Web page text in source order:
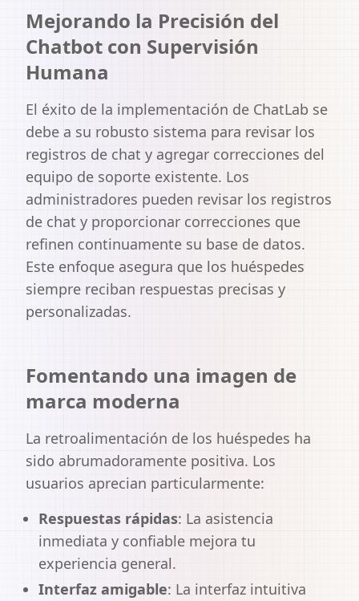
Mejorando la Precisión del
Chatbot con Supervisión
Humana
El éxito de la implementación de ChatLab se
debe a su robusto sistema para revisar los
registros de chat y agregar correcciones del
equipo de soporte existente. Los
administradores pueden revisar los registros
de chat y proporcionar correcciones que
refinen continuamente su base de datos.
Este enfoque asegura que los huéspedes
siempre reciban respuestas precisas y
personalizadas.
Fomentando una imagen de
marca moderna
La retroalimentación de los huéspedes ha
sido abrumadoramente positiva. Los
usuarios aprecian particularmente:
Respuestas rápidas: La asistencia
inmediata y confiable mejora tu
experiencia general.
Interfaz amigable: La interfaz intuitiva